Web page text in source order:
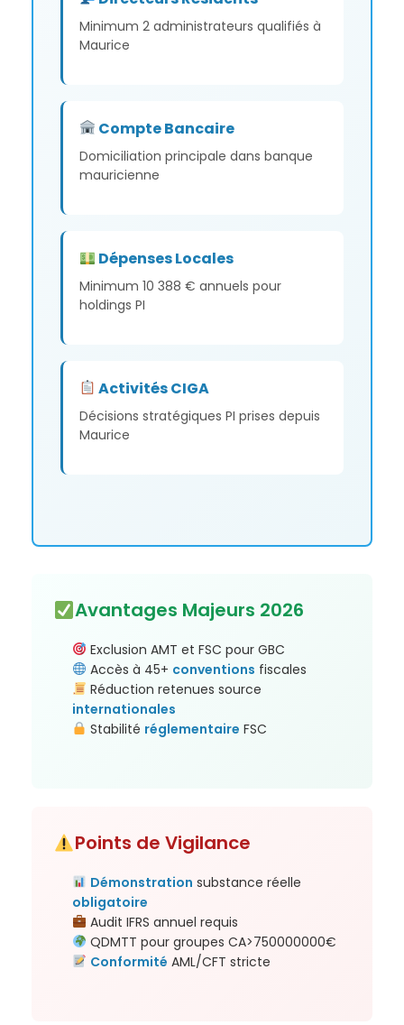
Minimum 2 administrateurs qualifiés à
Maurice
Compte Bancaire
Domiciliation principale dans banque
mauricienne
Dépenses Locales
Minimum 10 388 € annuels pour
holdings PI
Activités CIGA
Décisions stratégiques PI prises depuis
Maurice
Avantages Majeurs 2026
Exclusion AMT et FSC pour GBC
Accès à 45+ conventions fiscales
Réduction retenues source
internationales
Stabilité réglementaire FSC
Points de Vigilance
Démonstration substance réelle
obligatoire
Audit IFRS annuel requis
QDMTT pour groupes CA>750000000€
Conformité AML/CFT stricte